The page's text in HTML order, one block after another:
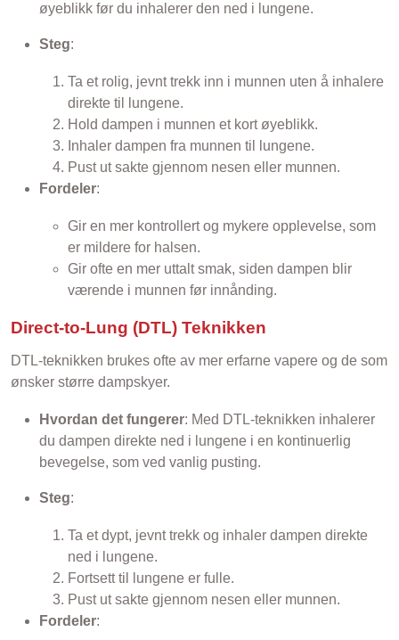
øyeblikk før du inhalerer den ned i lungene.
Steg:
Ta et rolig, jevnt trekk inn i munnen uten å inhalere
direkte til lungene.
Hold dampen i munnen et kort øyeblikk.
Inhaler dampen fra munnen til lungene.
Pust ut sakte gjennom nesen eller munnen.
Fordeler:
Gir en mer kontrollert og mykere opplevelse, som
er mildere for halsen.
Gir ofte en mer uttalt smak, siden dampen blir
værende i munnen før innånding.
Direct-to-Lung (DTL) Teknikken
DTL-teknikken brukes ofte av mer erfarne vapere og de som
ønsker større dampskyer.
Hvordan det fungerer: Med DTL-teknikken inhalerer
du dampen direkte ned i lungene i en kontinuerlig
bevegelse, som ved vanlig pusting.
Steg:
Ta et dypt, jevnt trekk og inhaler dampen direkte
ned i lungene.
Fortsett til lungene er fulle.
Pust ut sakte gjennom nesen eller munnen.
Fordeler: